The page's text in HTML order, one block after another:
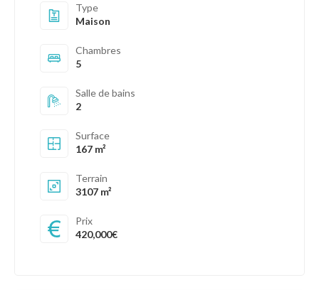
Type
Maison
Chambres
5
Salle de bains
2
Surface
167 m²
Terrain
3107 m²
Prix
420,000€